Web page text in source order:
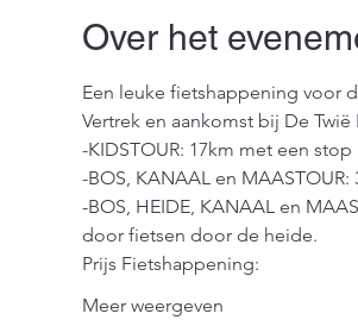
Over het
Een leuke fietshappening voor
Vertrek en aankomst bij De
-KIDSTOUR: 17km met een
-BOS, KANAAL en
-BOS, HEIDE, KANAAL en
door fietsen door de heide.
Prijs Fietshappening:
Meer weergeven